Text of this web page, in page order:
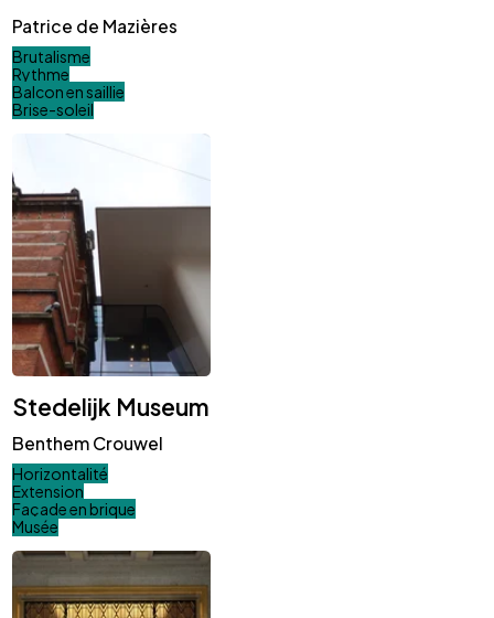
Patrice de Mazières
Brutalisme
Rythme
Balcon en saillie
Brise-soleil
Stedelijk Museum
Benthem Crouwel
Horizontalité
Extension
Façade en brique
Musée